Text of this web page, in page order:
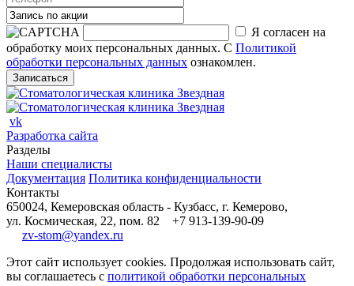
Я согласен на
обработку моих персональных данных. С Политикой
обработки персональных данных ознакомлен.
vk
Разработка сайта
Разделы
Наши специалисты
Документация Политика конфиденциальности
Контакты
650024, Кемеровская область - Кузбасс, г. Кемерово,
ул. Космическая, 22, пом. 82
+7 913-139-90-09
zv-stom@yandex.ru
Этот сайт использует cookies. Продолжая использовать сайт,
вы соглашаетесь с политикой обработки персональных